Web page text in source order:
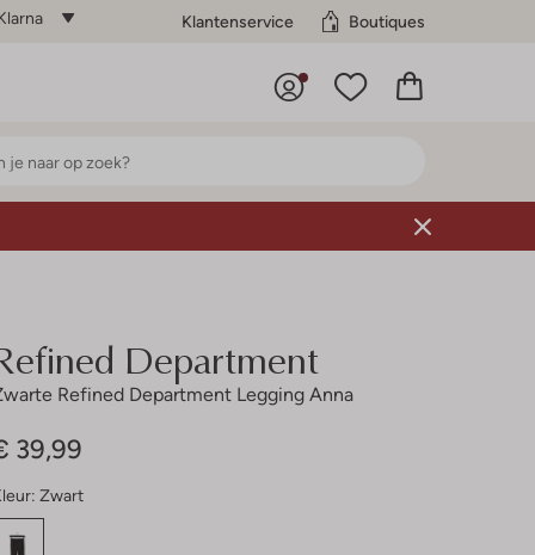
Klantenservice Boutiques
Department
Refined Department Legging Anna
39,99
Zwart